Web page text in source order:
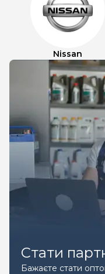
Nissan
Стати
Бажаєте стати